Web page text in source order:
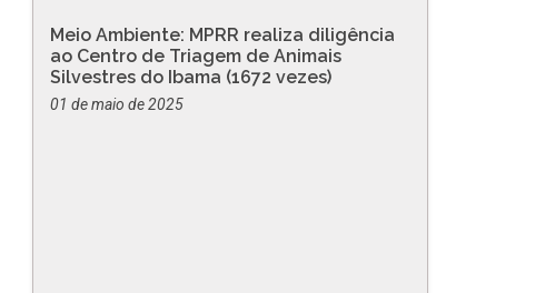
Meio Ambiente: MPRR realiza diligência
ao Centro de Triagem de Animais
Silvestres do Ibama (1672 vezes)
01 de maio de 2025